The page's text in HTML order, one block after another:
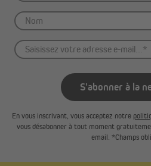
S'abonner à la
En vous inscrivant, vous acceptez notre
vous désabonner à tout moment
email. *Champs